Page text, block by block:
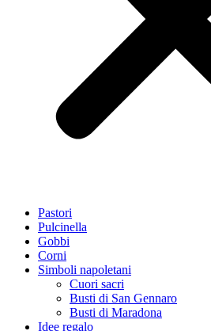
Pastori
Pulcinella
Gobbi
Corni
Simboli napoletani
Cuori sacri
Busti di San Gennaro
Busti di Maradona
Idee regalo